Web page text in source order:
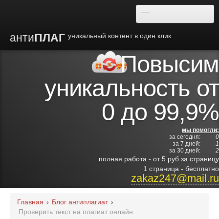
антиПЛАГ уникальный контент в один клик
Преимущества
Институты
Партнерам
Повысим
уникальность от
0 до 99,9%
мы помогли:
за сегодня:
0
за 7 дней:
1
за 30 дней:
2
полная работа - от 5 руб за страницу
1 страница - бесплатно
zakaz247@mail.ru
Главная › Блог антиплагиат ›
Проверить текст на плагиат онлайн